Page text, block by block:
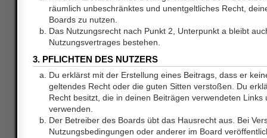
räumlich unbeschränktes und unentgeltliches Recht,
Boards zu nutzen.
Das Nutzungsrecht nach Punkt 2, Unterpunkt a bleibt
Nutzungsvertrages bestehen.
3. PFLICHTEN DES NUTZERS
Du erklärst mit der Erstellung eines Beitrags, dass er
geltendes Recht oder die guten Sitten verstoßen. Du
Recht besitzt, die in deinen Beiträgen verwendeten Links
verwenden.
Der Betreiber des Boards übt das Hausrecht aus. Bei
Nutzungsbedingungen oder anderer im Board